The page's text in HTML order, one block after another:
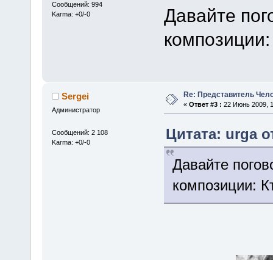
Сообщений: 994
Karma: +0/-0
Давайте
Sergei
Администратор
Сообщений: 2 108
Karma: +0/-0
Re: Представитель
« Ответ #3 : 22 Июнь 2009,
Цитата: urga
Давайте
композиции: